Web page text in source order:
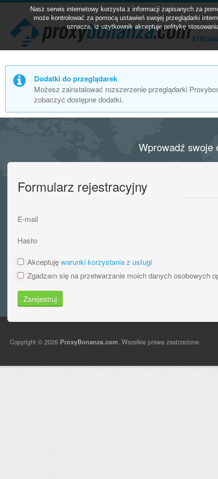
Dodatki do przeglądarek
Możesz zainstalować rozszerzenie przeglądarki
zobaczyć dostępne dodatki.
Wprowadź swoje
Formularz rejestracyjny
E-mail
Hasło
Akceptujęwarunki korzystania z usługi
Zgadzam się na przetwarzanie moich danych osobowych
Zarejestruj
Copyright © 2026 ProxyBonanza.com. Wszelkie prawa zastrzeżone.
Nasz serwis internetowy korzysta z informacji zapisanych za
może kontrolować za pomocą ustawień swojej przeglądarki
oznacza, iż użytkownik akceptuje politykę